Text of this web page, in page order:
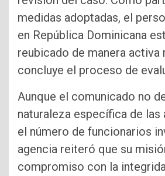
medidas adoptadas, el
en República Dominicana
reubicado de manera activa
concluye el proceso de
Aunque el comunicado no
naturaleza específica de las
el número de funcionarios
agencia reiteró que su
compromiso con la